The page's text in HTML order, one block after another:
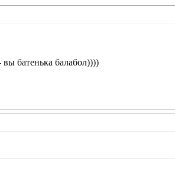
батенька балабол))))